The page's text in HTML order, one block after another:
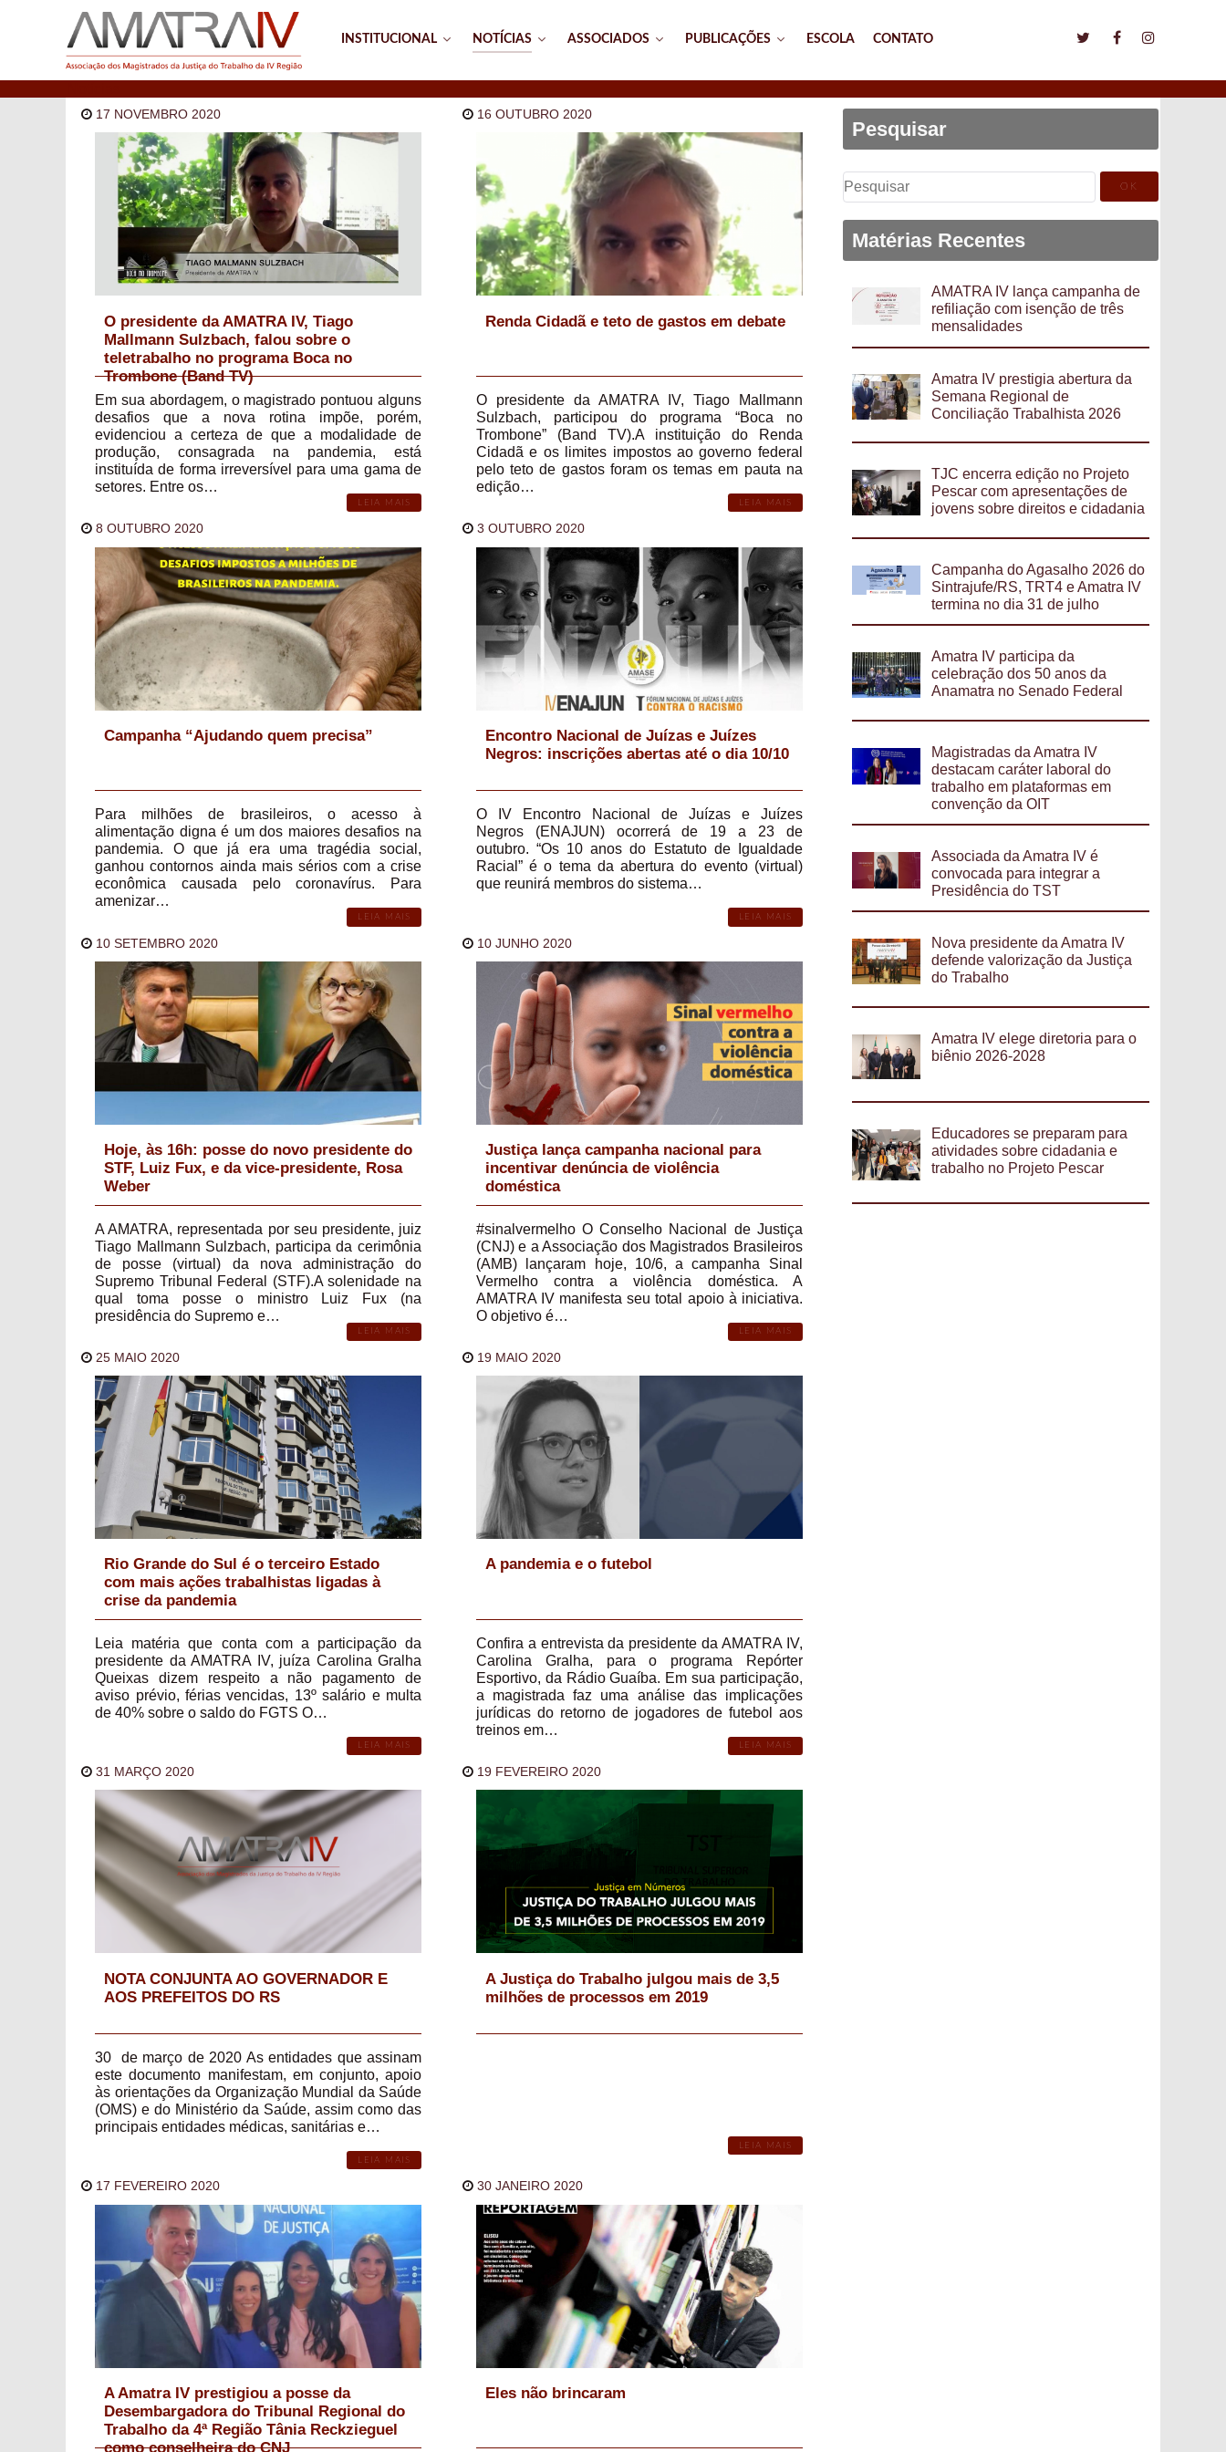
INSTITUCIONAL NOTÍCIAS ASSOCIADOS PUBLICAÇÕES ESCOLA CONTATO
17 NOVEMBRO 2020
O presidente da AMATRA IV, Tiago
Mallmann Sulzbach, falou sobre o
teletrabalho no programa Boca no
Trombone (Band TV)
Em sua abordagem, o magistrado pontuou alguns
desafios que a nova rotina impõe, porém,
evidenciou a certeza de que a modalidade de
produção, consagrada na pandemia, está
instituída de forma irreversível para uma gama de
setores. Entre os…
LEIA MAIS
16 OUTUBRO 2020
Renda Cidadã e teto de gastos em debate
O presidente da AMATRA IV, Tiago Mallmann
Sulzbach, participou do programa “Boca no
Trombone” (Band TV).A instituição do Renda
Cidadã e os limites impostos ao governo federal
pelo teto de gastos foram os temas em pauta na
edição…
LEIA MAIS
8 OUTUBRO 2020
Campanha “Ajudando quem precisa”
Para milhões de brasileiros, o acesso à
alimentação digna é um dos maiores desafios na
pandemia. O que já era uma tragédia social,
ganhou contornos ainda mais sérios com a crise
econômica causada pelo coronavírus. Para
amenizar…
LEIA MAIS
3 OUTUBRO 2020
Encontro Nacional de Juízas e Juízes
Negros: inscrições abertas até o dia 10/10
O IV Encontro Nacional de Juízas e Juízes
Negros (ENAJUN) ocorrerá de 19 a 23 de
outubro. “Os 10 anos do Estatuto de Igualdade
Racial” é o tema da abertura do evento (virtual)
que reunirá membros do sistema…
LEIA MAIS
10 SETEMBRO 2020
Hoje, às 16h: posse do novo presidente do
STF, Luiz Fux, e da vice-presidente, Rosa
Weber
A AMATRA, representada por seu presidente, juiz
Tiago Mallmann Sulzbach, participa da cerimônia
de posse (virtual) da nova administração do
Supremo Tribunal Federal (STF).A solenidade na
qual toma posse o ministro Luiz Fux (na
presidência do Supremo e…
LEIA MAIS
10 JUNHO 2020
Justiça lança campanha nacional para
incentivar denúncia de violência
doméstica
#sinalvermelho O Conselho Nacional de Justiça
(CNJ) e a Associação dos Magistrados Brasileiros
(AMB) lançaram hoje, 10/6, a campanha Sinal
Vermelho contra a violência doméstica. A
AMATRA IV manifesta seu total apoio à iniciativa.
O objetivo é…
LEIA MAIS
25 MAIO 2020
Rio Grande do Sul é o terceiro Estado
com mais ações trabalhistas ligadas à
crise da pandemia
Leia matéria que conta com a participação da
presidente da AMATRA IV, juíza Carolina Gralha
Queixas dizem respeito a não pagamento de
aviso prévio, férias vencidas, 13º salário e multa
de 40% sobre o saldo do FGTS O…
LEIA MAIS
19 MAIO 2020
A pandemia e o futebol
Confira a entrevista da presidente da AMATRA IV,
Carolina Gralha, para o programa Repórter
Esportivo, da Rádio Guaíba. Em sua participação,
a magistrada faz uma análise das implicações
jurídicas do retorno de jogadores de futebol aos
treinos em…
LEIA MAIS
31 MARÇO 2020
NOTA CONJUNTA AO GOVERNADOR E
AOS PREFEITOS DO RS
30 de março de 2020 As entidades que assinam
este documento manifestam, em conjunto, apoio
às orientações da Organização Mundial da Saúde
(OMS) e do Ministério da Saúde, assim como das
principais entidades médicas, sanitárias e…
LEIA MAIS
19 FEVEREIRO 2020
A Justiça do Trabalho julgou mais de 3,5
milhões de processos em 2019
LEIA MAIS
17 FEVEREIRO 2020
A Amatra IV prestigiou a posse da
Desembargadora do Tribunal Regional do
Trabalho da 4ª Região Tânia Reckzieguel
como conselheira do CNJ
30 JANEIRO 2020
Eles não brincaram
Pesquisar
Pesquisar
por:
Matérias Recentes
AMATRA IV lança campanha de
refiliação com isenção de três
mensalidades
Amatra IV prestigia abertura da
Semana Regional de
Conciliação Trabalhista 2026
TJC encerra edição no Projeto
Pescar com apresentações de
jovens sobre direitos e cidadania
Campanha do Agasalho 2026 do
Sintrajufe/RS, TRT4 e Amatra IV
termina no dia 31 de julho
Amatra IV participa da
celebração dos 50 anos da
Anamatra no Senado Federal
Magistradas da Amatra IV
destacam caráter laboral do
trabalho em plataformas em
convenção da OIT
Associada da Amatra IV é
convocada para integrar a
Presidência do TST
Nova presidente da Amatra IV
defende valorização da Justiça
do Trabalho
Amatra IV elege diretoria para o
biênio 2026-2028
Educadores se preparam para
atividades sobre cidadania e
trabalho no Projeto Pescar